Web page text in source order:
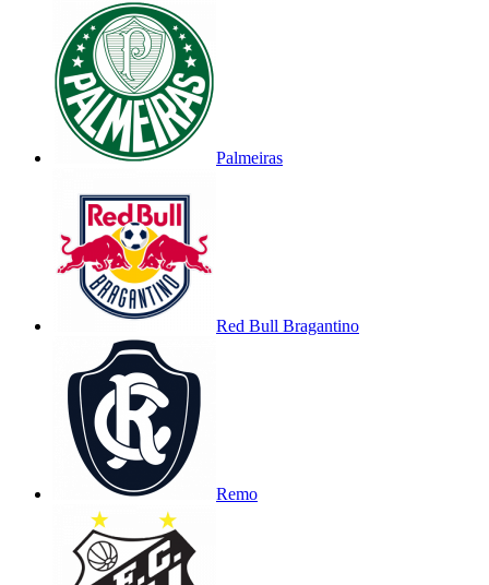
Palmeiras
Red Bull Bragantino
Remo